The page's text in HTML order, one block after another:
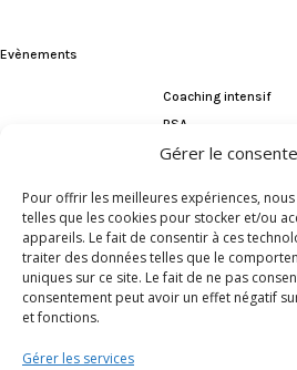
Gérer le
Pour offrir les meilleures expériences,
telles que les cookies pour stocker et/ou
appareils. Le fait de consentir à ces
traiter des données telles que le
uniques sur ce site. Le fait de ne pas
consentement peut avoir un effet négatif
et fonctions.
Gérer les services
Evènements
Coaching intensif
RSA
Cellule Grands
Travaux